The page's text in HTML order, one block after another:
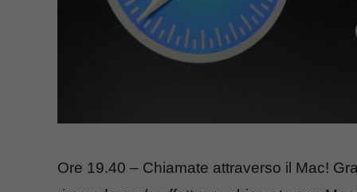
Ore 19.40 – Chiamate attraverso il Mac!